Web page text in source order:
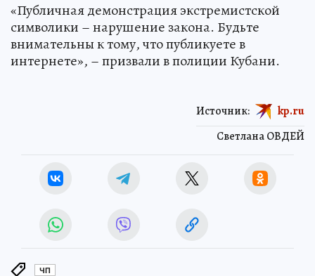
«Публичная демонстрация экстремистской
символики – нарушение закона. Будьте
внимательны к тому, что публикуете в
интернете», – призвали в полиции Кубани.
Светлана ОВДЕЙ
Источник: kp.ru
ЧП